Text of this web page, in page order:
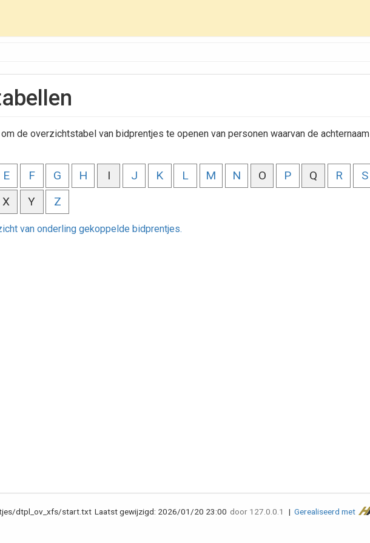
de overzichtstabel van bidprentjes te openen van personen waarvan de achternaam
E F G H I J K L M N O P Q R
S
X Y Z
van onderling gekoppelde bidprentjes.
dtpl_ov_xfs/start.txt Laatst gewijzigd: 2026/01/20 23:00 door 127.0.0.1 | Gerealiseerd met